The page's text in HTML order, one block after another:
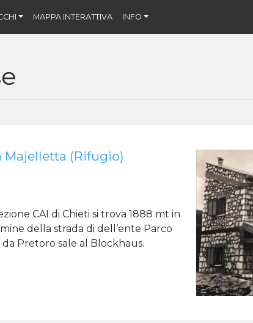
MAPPA INTERATTIVA INFO
(Rifugio)
CAI di Chieti si trova 1888 mt in
della strada di dell’ente Parco
da Pretoro sale al Blockhaus.